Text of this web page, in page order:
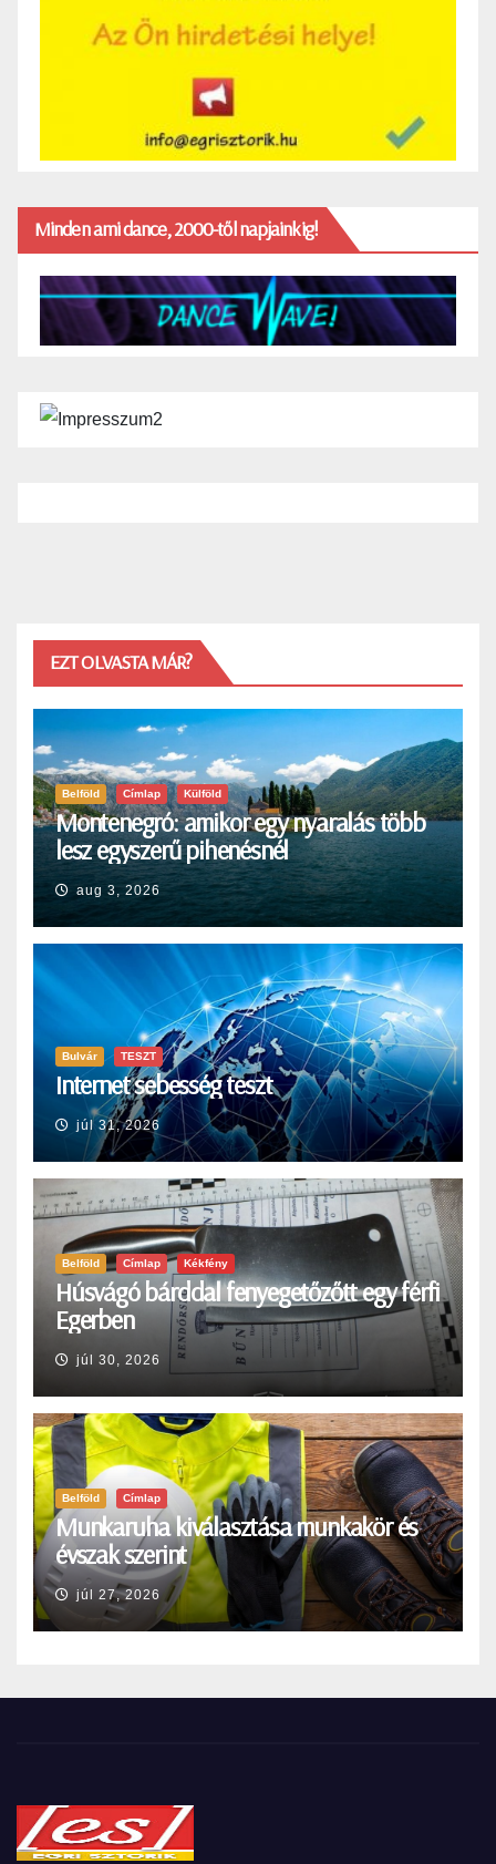
Minden ami dance, 2000-től napjainkig!
EZT OLVASTA MÁR?
Belföld Címlap Külföld
Montenegró: amikor egy nyaralás több
lesz egyszerű pihenésnél
aug 3, 2026
Bulvár TESZT
Internet sebesség teszt
júl 31, 2026
Belföld Címlap Kékfény
Húsvágó bárddal fenyegetőzőtt egy férfi
Egerben
júl 30, 2026
Belföld Címlap
Munkaruha kiválasztása munkakör és
évszak szerint
júl 27, 2026